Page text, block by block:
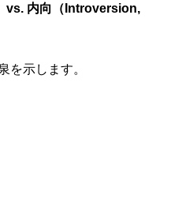
vs. 内向（Introversion,
を示します。